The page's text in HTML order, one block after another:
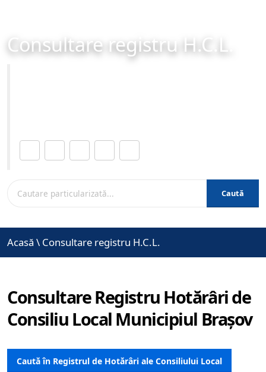
Consultare registru H.C.L.
Caută
Acasă \ Consultare registru H.C.L.
Consultare Registru Hotărâri de
Consiliu Local Municipiul Brașov
Caută în Registrul de Hotărâri ale Consiliului Local